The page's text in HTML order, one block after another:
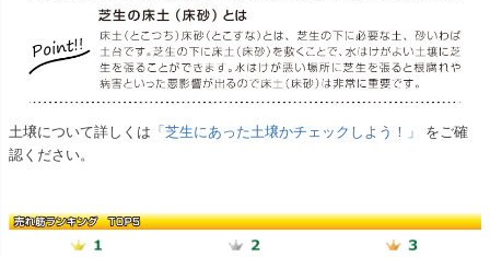
土壌について詳しくは 「芝生にあった土壌かチェックしよう！」
をご確
認ください。